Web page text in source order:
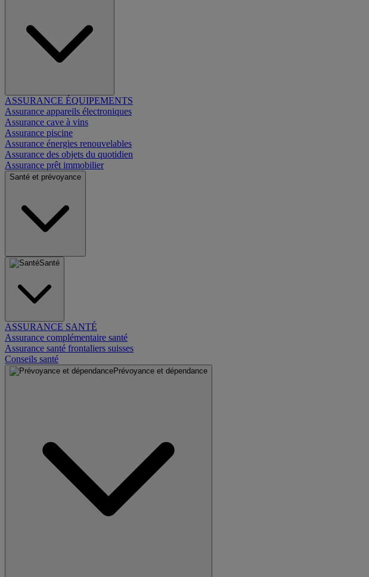
ASSURANCE ÉQUIPEMENTS
Assurance appareils électroniques
Assurance cave à vins
Assurance piscine
Assurance énergies renouvelables
Assurance des objets du quotidien
Assurance prêt immobilier
Santé et prévoyance
Santé
ASSURANCE SANTÉ
Assurance complémentaire santé
Assurance santé frontaliers suisses
Conseils santé
Prévoyance et dépendance